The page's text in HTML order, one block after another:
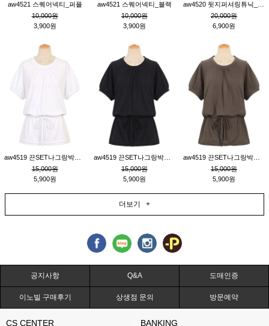
aw4521 스퀘어넥티_퍼플
10,000원
3,900원
aw4521 스퀘어넥티_블랙
10,000원
3,900원
20,000원
6,900원
15,000원
5,900원
15,000원
5,900원
15,000원
5,900원
더보기 +
공지사항 Q&A 도매인증
이노빌 구매후기 상생점 문의 방문예약
CS CENTER BANKING